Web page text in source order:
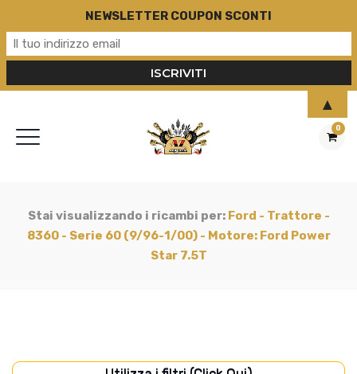
0
Stai visualizzando i ricambi per: Ford - Trattore -
8360 - Serie 60 (9/96-1/00) - Motore: Ford Power
Star 7.5T
NEWSLETTER COUPON SCONTI
▲